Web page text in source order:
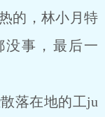
的，林小月特
没事，最后一
落在地的工ju